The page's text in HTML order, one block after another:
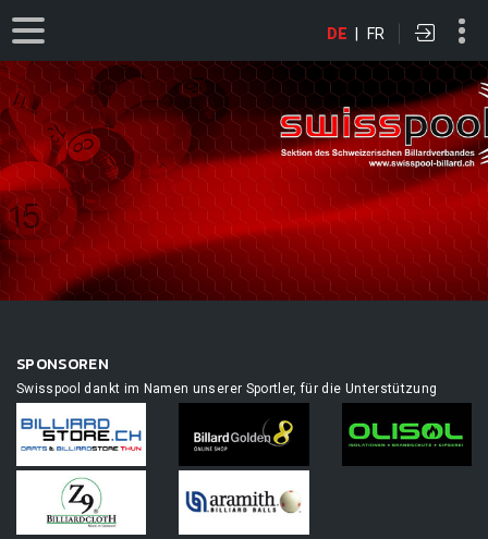
DE | FR
SPONSOREN
Swisspool dankt im Namen unserer Sportler, für die Unterstützung